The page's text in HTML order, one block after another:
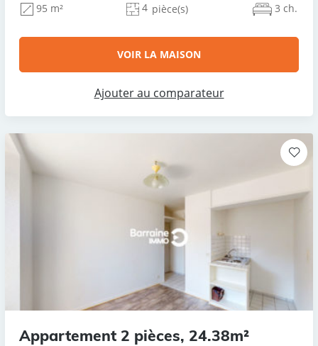
95 m² 4 pièce(s) 3 ch.
VOIR LA MAISON
Ajouter au comparateur
Appartement 2 pièces, 24.38m²